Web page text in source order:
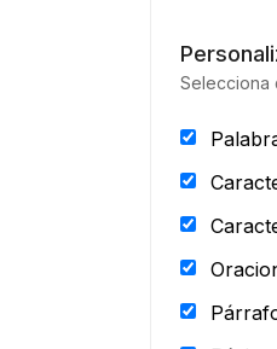
Selecciona